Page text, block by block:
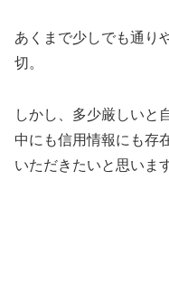
あくまで少しでも通り
切。
しかし、多少厳しいと
中にも信用情報にも存
いただきたいと思いま